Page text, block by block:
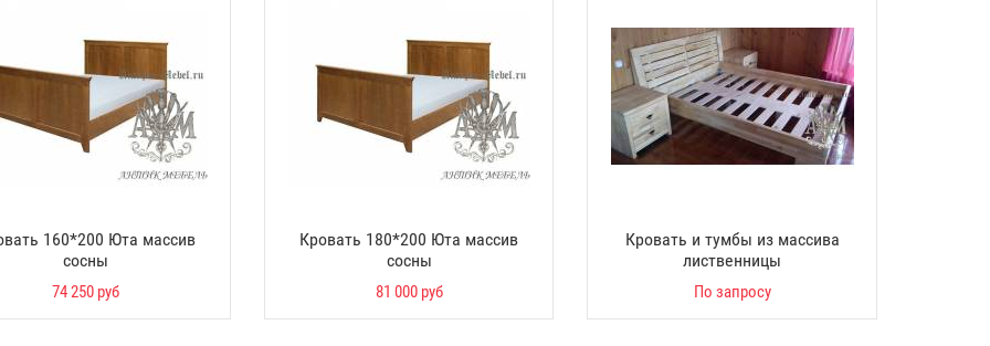
160*200 Юта массив
сосны
74 250 руб
Кровать 180*200 Юта массив
сосны
81 000 руб
Кровать и тумбы из массива
лиственницы
По запросу